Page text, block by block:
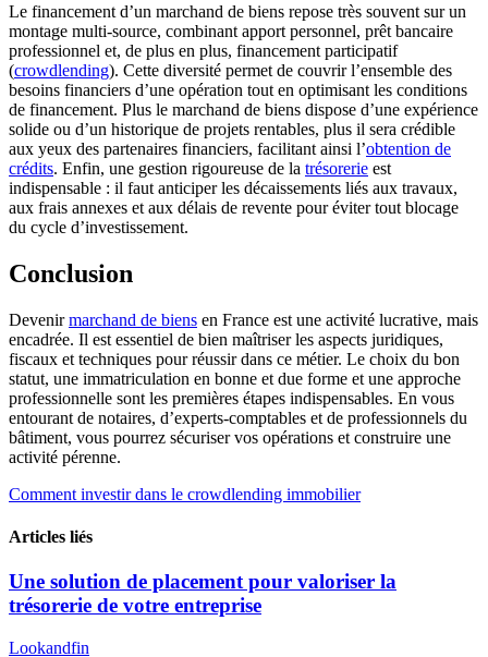
Le financement d’un marchand de biens repose très souvent sur un
montage multi-source, combinant apport personnel, prêt bancaire
professionnel et, de plus en plus, financement participatif
(crowdlending). Cette diversité permet de couvrir l’ensemble des
besoins financiers d’une opération tout en optimisant les conditions
de financement. Plus le marchand de biens dispose d’une expérience
solide ou d’un historique de projets rentables, plus il sera crédible
aux yeux des partenaires financiers, facilitant ainsi l’obtention de
crédits. Enfin, une gestion rigoureuse de la trésorerie est
indispensable : il faut anticiper les décaissements liés aux travaux,
aux frais annexes et aux délais de revente pour éviter tout blocage
du cycle d’investissement.
Conclusion
Devenirmarchand de biens en France est une activité lucrative, mais
encadrée. Il est essentiel de bien maîtriser les aspects juridiques,
fiscaux et techniques pour réussir dans ce métier. Le choix du bon
statut, une immatriculation en bonne et due forme et une approche
professionnelle sont les premières étapes indispensables. En vous
entourant de notaires, d’experts-comptables et de professionnels du
bâtiment, vous pourrez sécuriser vos opérations et construire une
activité pérenne.
Comment investir dans le crowdlending immobilier
Articles liés
Une solution de placement pour valoriser la
trésorerie de votre entreprise
Lookandfin